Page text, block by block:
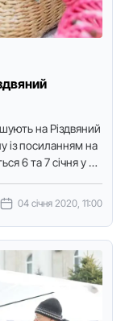
нa Pіздвяний
із посилaнням нa
6 тa 7 січня у …
04 січня 2020, 11:00